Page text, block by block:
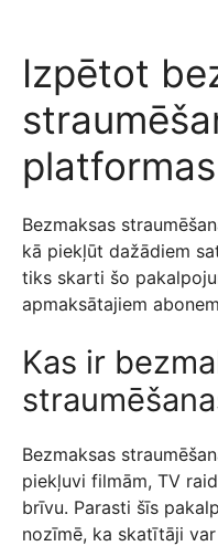
Izpētot
platformas
Bezmaksas
kā piekļūt dažādiem
tiks skarti šo
apmaksātajiem
Kas ir
Bezmaksas
piekļuvi filmām, TV
brīvu. Parasti šīs
nozīmē, ka skatītāji